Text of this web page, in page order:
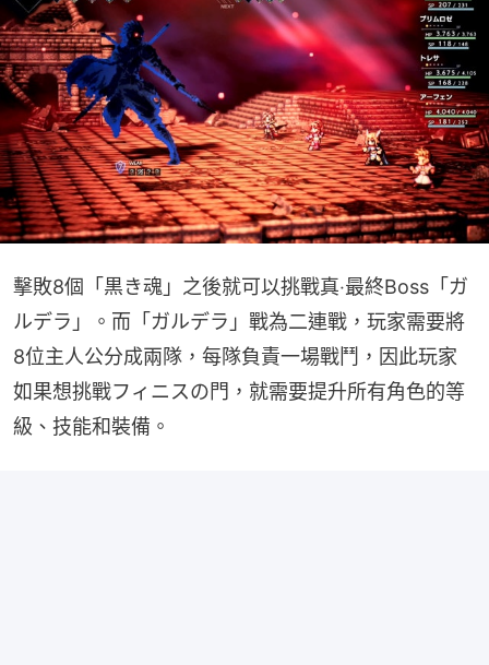
擊敗8個「黒き魂」之後就可以挑戰真‧最終Boss「ガ
ルデラ」。而「ガルデラ」戰為二連戰，玩家需要將
8位主人公分成兩隊，每隊負責一場戰鬥，因此玩家
如果想挑戰フィニスの門，就需要提升所有角色的等
級、技能和裝備。